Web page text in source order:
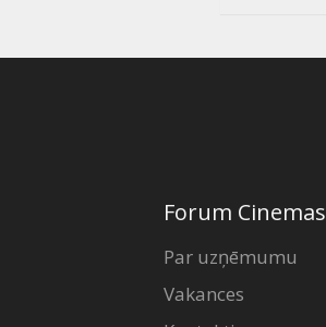
Forum Cinemas
Par uzņēmumu
Vakances